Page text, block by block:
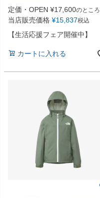
定価・OPEN ¥17,600のところ
当店販売価格 ¥15,837税込
【生活応援フェア開催中】
カートに入れる